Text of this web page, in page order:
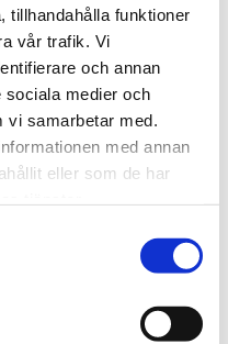
tillhandahålla funktioner
vår trafik. Vi
och annan
sociala medier och
vi samarbetar med.
med annan
eller som de har
issue delivers
problems you face